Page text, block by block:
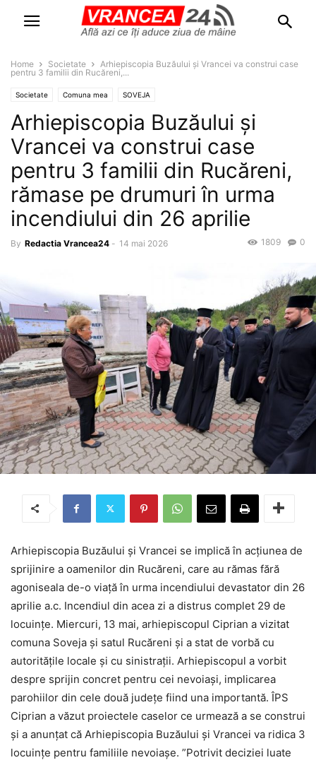
Home Societate
Arhiepiscopia Buzăului și Vrancei va construi case
pentru 3 familii din Rucăreni,...
Societate Comuna mea SOVEJA
Arhiepiscopia Buzăului și
Vrancei va construi case
pentru 3 familii din Rucăreni,
rămase pe drumuri în urma
incendiului din 26 aprilie
By Redactia Vrancea24 - 14 mai 2026 0
1809
Arhiepiscopia Buzăului și Vrancei se implică în acțiunea de
sprijinire a oamenilor din Rucăreni, care au rămas fără
agoniseala de-o viață în urma incendiului devastator din 26
aprilie a.c. Incendiul din acea zi a distrus complet 29 de
locuințe. Miercuri, 13 mai, arhiepiscopul Ciprian a vizitat
comuna Soveja și satul Rucăreni și a stat de vorbă cu
autoritățile locale și cu sinistrații. Arhiepiscopul a vorbit
despre sprijin concret pentru cei nevoiași, implicarea
parohiilor din cele două județe fiind una importantă. ÎPS
Ciprian a văzut proiectele caselor ce urmează a se construi
și a anunțat că Arhiepiscopia Buzăului și Vrancei va ridica 3
locuințe pentru familiile nevoiașe. ”Potrivit deciziei luate